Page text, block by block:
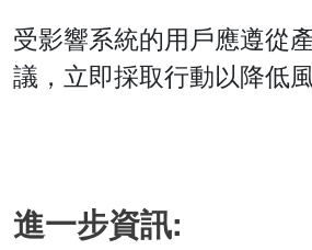
受影響系統的用戶應遵從
議，立即採取行動以降低風
進一步資訊: